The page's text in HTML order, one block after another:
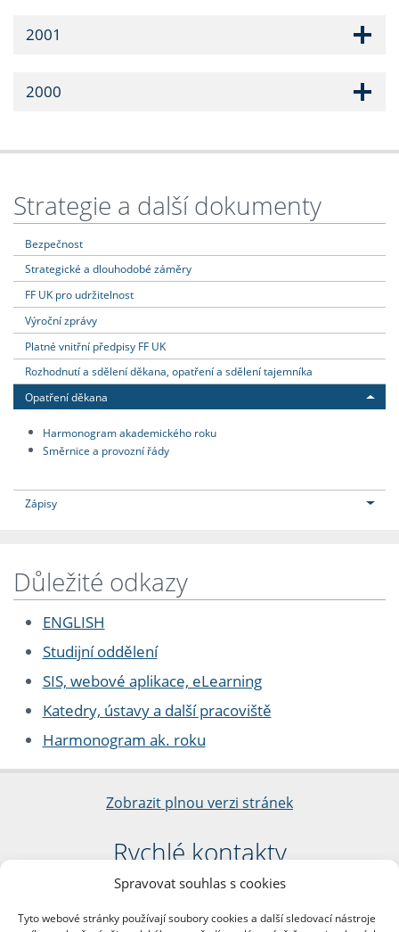
Spravovat souhlas s cookies
Tyto webové stránky používají soubory cookies a další sledovací nástroje
2001
2000
Strategie a další dokumenty
Bezpečnost
Strategické a dlouhodobé záměry
FF UK pro udržitelnost
Výroční zprávy
Platné vnitřní předpisy FF UK
Rozhodnutí a sdělení děkana, opatření a sdělení tajemníka
Opatření děkana
Harmonogram akademického roku
Směrnice a provozní řády
Zápisy
Důležité odkazy
ENGLISH
Studijní oddělení
SIS, webové aplikace, eLearning
Katedry, ústavy a další pracoviště
Harmonogram ak. roku
Zobrazit plnou verzi stránek
Rychlé kontakty
Filozofická fakulta
nám. Jana Palacha 1/2